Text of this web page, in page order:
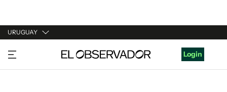
URUGUAY
URUGUAY
ARGENTINA
Login